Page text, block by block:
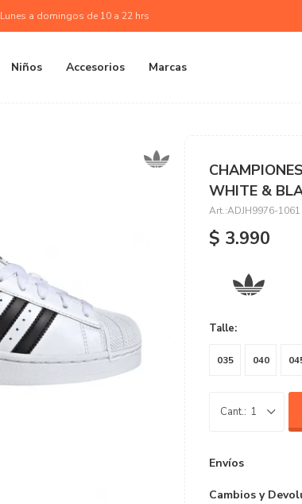
Niños Accesorios Marcas
Lunes a domingos de 10 a 22 hrs
WHITE &
ADJH9976-1061
$ 3.990
Talle:
035 040
1
Envíos
Cambios y